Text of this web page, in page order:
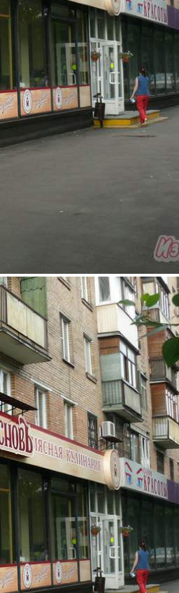
ЮНЫХ
3
на карте
д.3, торговая площадь,
этаж, 1-ая линия домов,
Кузьминки, хороший
включены в аренду рядом
аренды 420000руб /месяц,
платежи Возможен д...